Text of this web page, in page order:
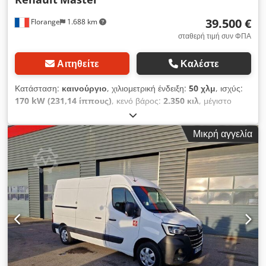
Florange 1.688 km 39.500 €
σταθερή τιμή συν ΦΠΑ
Αιτηθείτε Καλέστε
Κατάσταση: καινούργιο, χιλιομετρική ένδειξη: 50 χλμ, ισχύς:
170 kW (231,14 ίππους), κενό βάρος: 2.350 κιλ, μέγιστο
, καύσιμο:
μετάδοσης:αυτόματο, αριθμός θέσεων:3, ωφελιμο φορτίο:
1.150 κιλ, Εξοπλισμός:ABS, Bluetooth, κεντρικό κλείδωμα,
κλιματισμός, σύστημα αυτόματου ελέγχου ταχύτητας,
υπολογιστής επί του οχήματος, • Ξύλινη επένδυση • Μπίλια
κοτσαδόρου • Ασύρματος φορτιστής τηλεφώνου (επαγωγικός)
• CARPLAY & Android Auto • Αναγνώστης σημάτων
κυκλοφορίας Dcjdpfx Aeyriffjldjk • Προβολείς ομίχλης •
Bluetooth • Κλιματισμός • 10.1’’ οθόνη αφής πολυμέσων • GPS
• Πτερύγια αλλαγής ταχυτήτων στο τιμόνι • Πίσω πόρτες 270° •
Αυτόματα φώτα και υαλοκαθαριστήρες • Εμπρός και πίσω
αισθητήρες στάθμευσης • Κάμερα οπισθοπορείας • Cruise
control & περιοριστής ταχύτητας • Ρεζερβουάρ καυσίμου 80
Μικρή αγγελία